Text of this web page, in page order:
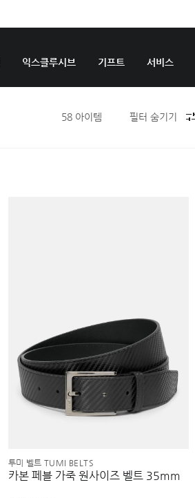
익스클루시브 기프트 서비스
58아이템 필터 숨기기
투미 벨트 TUMI BELTS
카본 페블 가죽 원사이즈 벨트 35mm